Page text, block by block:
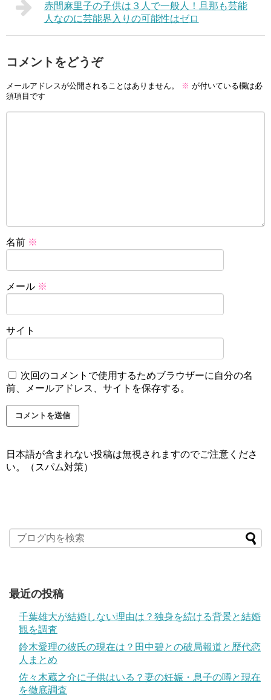
赤間麻里子の子供は３人で一般人！旦那も芸能
人なのに芸能界入りの可能性はゼロ
コメントをどうぞ
メールアドレスが公開されることはありません。 ※ が付いている欄は必
須項目です
名前 ※
メール ※
サイト
次回のコメントで使用するためブラウザーに自分の名
前、メールアドレス、サイトを保存する。
日本語が含まれない投稿は無視されますのでご注意くださ
い。（スパム対策）
最近の投稿
千葉雄大が結婚しない理由は？独身を続ける背景と結婚
観を調査
鈴木愛理の彼氏の現在は？田中碧との破局報道と歴代恋
人まとめ
佐々木蔵之介に子供はいる？妻の妊娠・息子の噂と現在
を徹底調査